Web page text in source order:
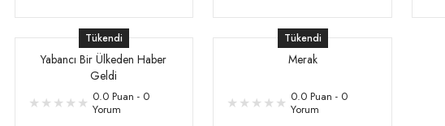
Tükendi
Yabancı Bir Ülkeden Haber
Geldi
0.0 Puan - 0
Yorum
Tükendi
Merak
0.0 Puan - 0
Yorum